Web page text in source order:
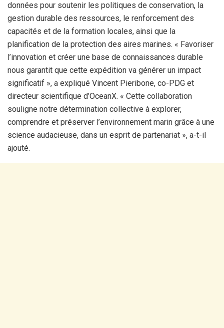
données pour soutenir les politiques de conservation, la
gestion durable des ressources, le renforcement des
capacités et de la formation locales, ainsi que la
planification de la protection des aires marines. « Favoriser
l’innovation et créer une base de connaissances durable
nous garantit que cette expédition va générer un impact
significatif », a expliqué Vincent Pieribone, co-PDG et
directeur scientifique d’OceanX. « Cette collaboration
souligne notre détermination collective à explorer,
comprendre et préserver l’environnement marin grâce à une
science audacieuse, dans un esprit de partenariat », a-t-il
ajouté.